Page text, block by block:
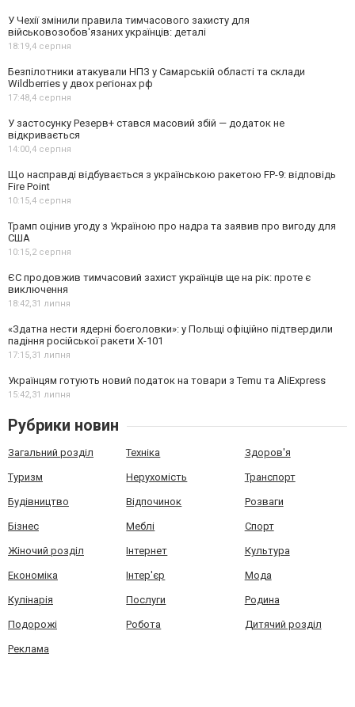
У Чехії змінили правила тимчасового захисту для
військовозобов'язаних українців: деталі
18:19,4 серпня
Безпілотники атакували НПЗ у Самарській області та склади
Wildberries у двох регіонах рф
17:48,4 серпня
У застосунку Резерв+ стався масовий збій — додаток не
відкривається
14:00,4 серпня
Що насправді відбувається з українською ракетою FP-9: відповідь
Fire Point
10:15,4 серпня
Трамп оцінив угоду з Україною про надра та заявив про вигоду для
США
10:15,2 серпня
ЄС продовжив тимчасовий захист українців ще на рік: проте є
виключення
18:42,31 липня
«Здатна нести ядерні боєголовки»: у Польщі офіційно підтвердили
падіння російської ракети Х-101
17:15,31 липня
Українцям готують новий податок на товари з Temu та AliExpress
15:42,31 липня
Рубрики новин
Загальний розділ Техніка Здоров'я
Туризм Нерухомість Транспорт
Будівництво Відпочинок Розваги
Бізнес Меблі Спорт
Жіночий розділ Інтернет Культура
Економіка Інтер'єр Мода
Кулінарія Послуги Родина
Подорожі Робота Дитячий розділ
Реклама